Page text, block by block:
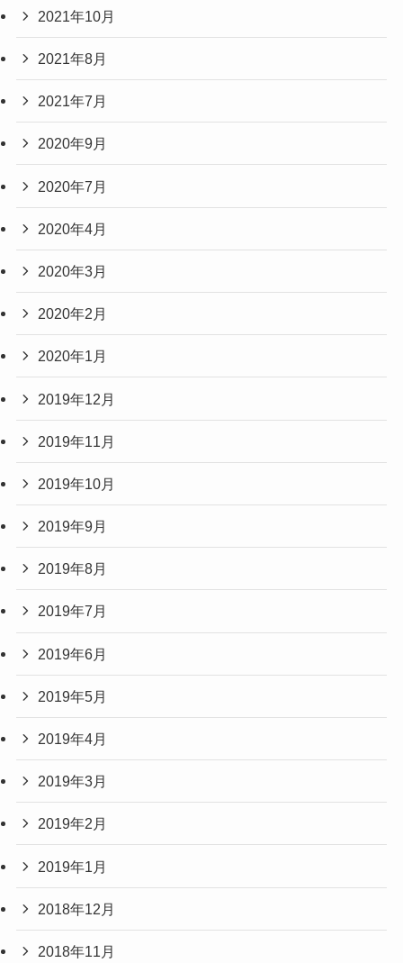
2021年10月
2021年8月
2021年7月
2020年9月
2020年7月
2020年4月
2020年3月
2020年2月
2020年1月
2019年12月
2019年11月
2019年10月
2019年9月
2019年8月
2019年7月
2019年6月
2019年5月
2019年4月
2019年3月
2019年2月
2019年1月
2018年12月
2018年11月